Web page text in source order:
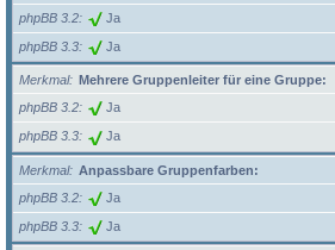
phpBB 3.2
Ja
phpBB 3.3 Ja
Merkmal
Mehrere Gruppenleiter für eine Gruppe:
phpBB 3.2
Ja
phpBB 3.3 Ja
Merkmal
Anpassbare Gruppenfarben:
phpBB 3.2
Ja
phpBB 3.3 Ja